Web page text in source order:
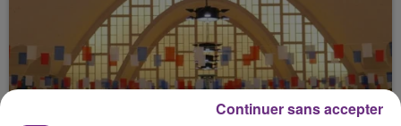
Continuer sans accepter